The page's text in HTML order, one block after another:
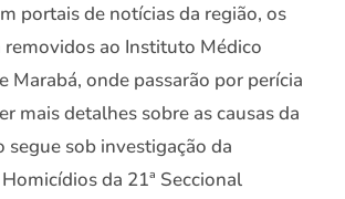
portais de notícias da região, os
ao Instituto Médico
Marabá, onde passarão por perícia
mais detalhes sobre as causas da
segue sob investigação da
da 21ª Seccional